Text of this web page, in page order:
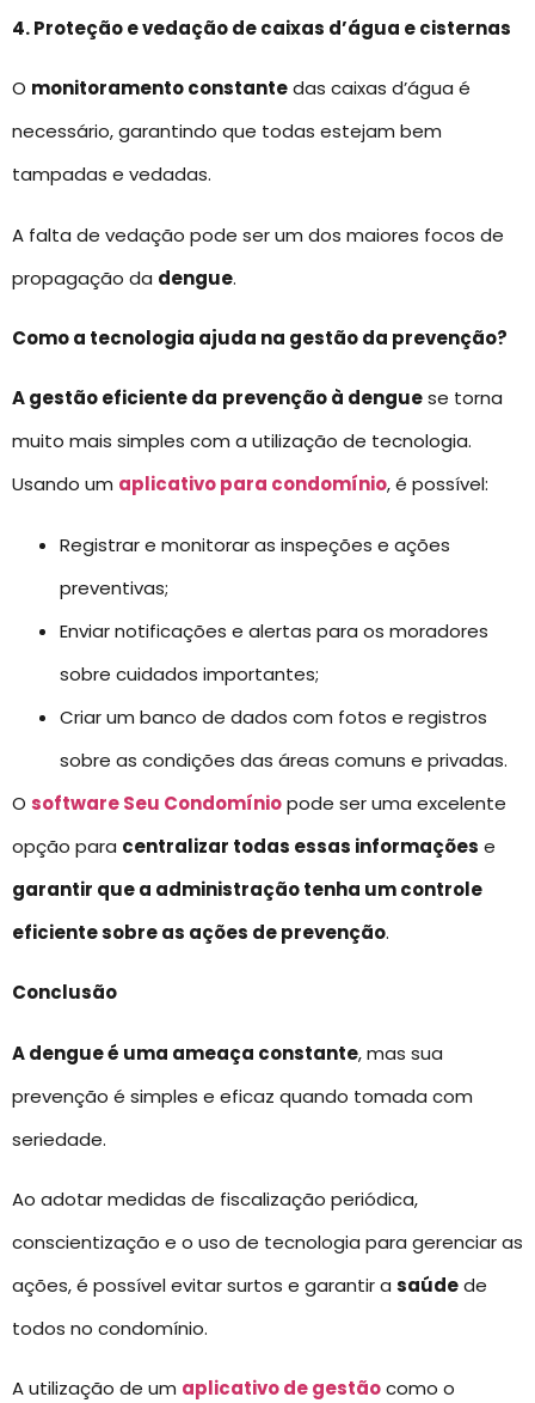
4. Proteção e vedação de caixas d’água e cisternas
O monitoramento constantedas caixas d’água é
necessário, garantindo que todas estejam bem
tampadas e vedadas.
A falta de vedação pode ser um dos maiores focos de
propagação da dengue.
Como a tecnologia ajuda na gestão da prevenção?
A gestão eficiente da prevenção à denguese torna
muito mais simples com a utilização de tecnologia.
Usando um aplicativo para condomínio, é possível:
Registrar e monitorar as inspeções e ações
preventivas;
Enviar notificações e alertas para os moradores
sobre cuidados importantes;
Criar um banco de dados com fotos e registros
sobre as condições das áreas comuns e privadas.
O software Seu Condomíniopode ser uma excelente
opção para centralizar todas essas informações e
garantir que a administração tenha um controle
eficiente sobre as ações de prevenção.
Conclusão
A dengue é uma ameaça constante, mas sua
prevenção é simples e eficaz quando tomada com
seriedade.
Ao adotar medidas de fiscalização periódica,
conscientização e o uso de tecnologia para gerenciar as
ações, é possível evitar surtos e garantir a saúdede
todos no condomínio.
A utilização de um aplicativo de gestãocomo o